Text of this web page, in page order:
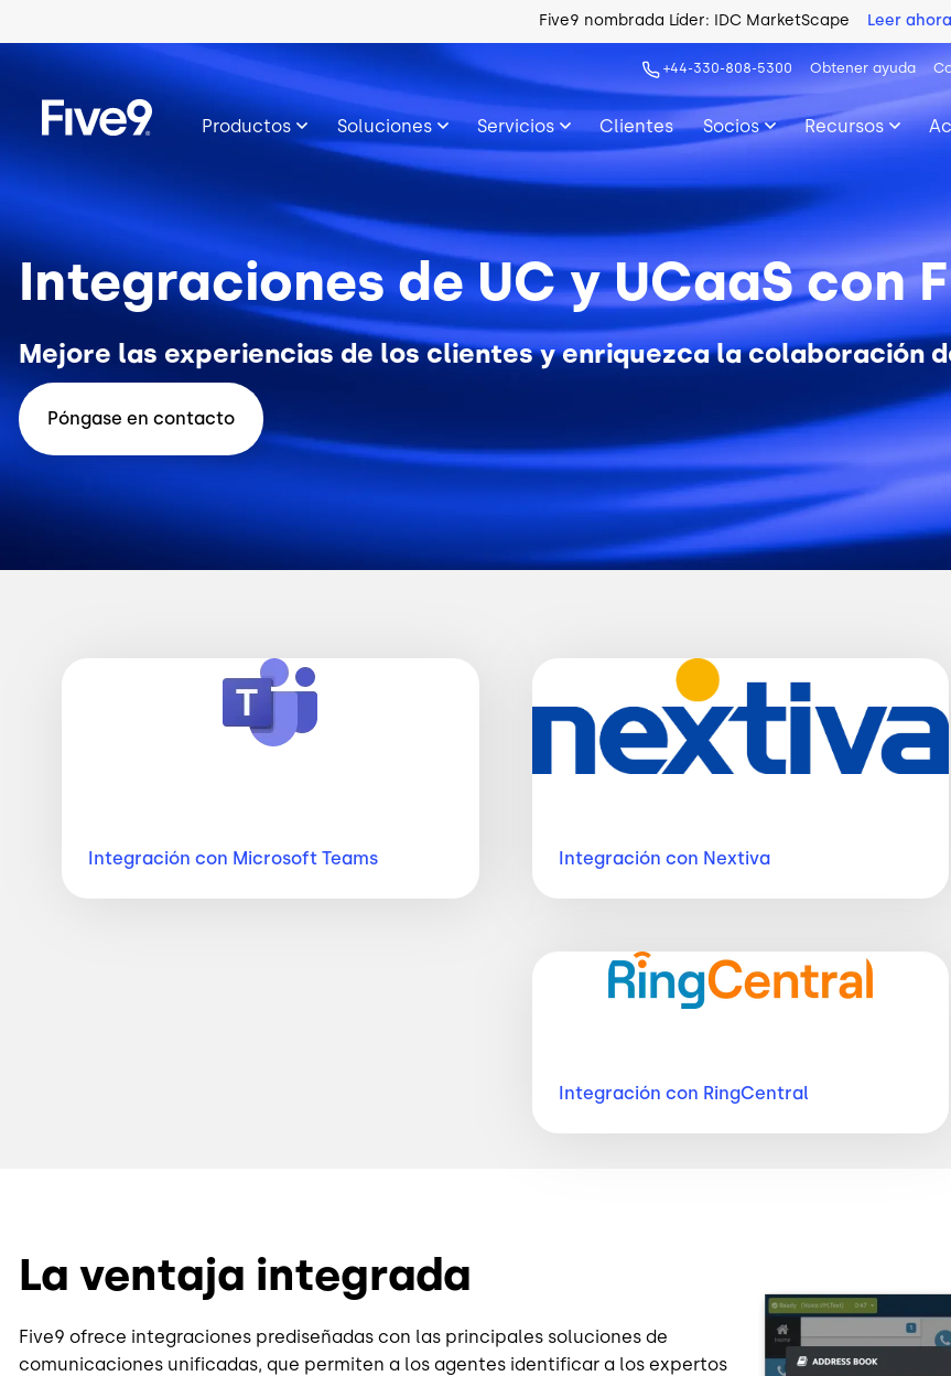
Five9 nombrada Líder: IDC MarketScape Leer ahora
+44-330-808-5300 Obtener ayuda
Productos Soluciones Servicios Clientes Socios Recursos
Imagen
Integraciones de UC y UCaaS con
Mejore las experiencias de los clientes y enriquezca la colaboración
Póngase en contacto
Imagen
Integración con MicrosoftTeams
Imagen
Integración con Nextiva
Imagen
Integración con RingCentral
La ventaja integrada
Five9 ofrece integraciones prediseñadas con las principales soluciones de
comunicaciones unificadas, que permiten a los agentes identificar a los expertos
Imagen